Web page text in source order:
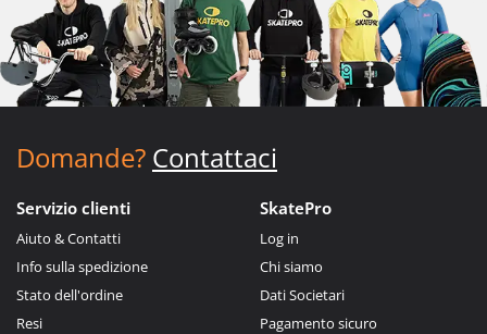
Domande? Contattaci
Servizio clienti
Aiuto & Contatti
Info sulla spedizione
Stato dell'ordine
Resi
SkatePro
Log in
Chi siamo
Dati Societari
Pagamento sicuro